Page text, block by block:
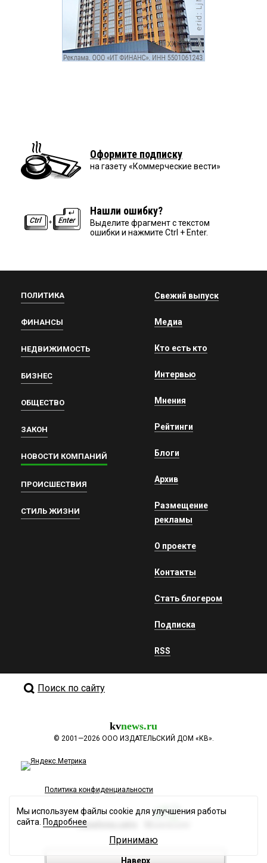
Оформите подписку
на газету «Коммерческие вести»
Нашли ошибку?
Выделите фрагмент с текстом
ошибки и нажмите Ctrl + Enter.
ПОЛИТИКА
ФИНАНСЫ
НЕДВИЖИМОСТЬ
БИЗНЕС
ОБЩЕСТВО
ЗАКОН
НОВОСТИ КОМПАНИЙ
ПРОИСШЕСТВИЯ
СТИЛЬ ЖИЗНИ
Свежий выпуск
Медиа
Кто есть кто
Интервью
Мнения
Рейтинги
Блоги
Архив
Размещение
рекламы
О проекте
Контакты
Стать блогером
Подписка
RSS
Поиск по сайту
kvnews.ru
© 2001—2026 ООО ИЗДАТЕЛЬСКИЙ ДОМ «КВ».
Политика конфиденциальности
Разработка сайта
Наверх
Мы используем файлы cookie для улучшения работы
сайта. Подробнее
Принимаю